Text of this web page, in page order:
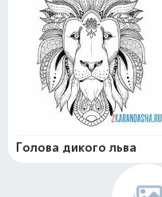
Голова дикого льва